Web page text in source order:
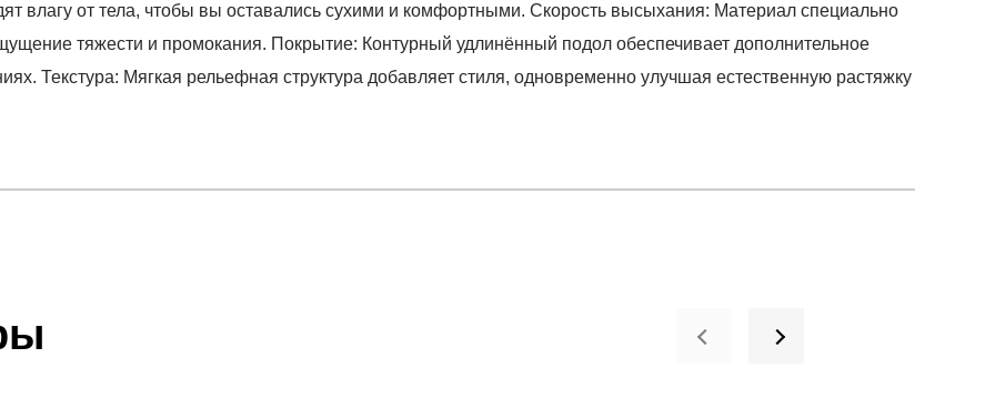
влагу от тела, чтобы вы оставались сухими и комфортными. Скорость высыхания: Материал специально
тяжести и промокания. Покрытие: Контурный удлинённый подол обеспечивает дополнительное
Текстура: Мягкая рельефная структура добавляет стиля, одновременно улучшая естественную растяжку
счета менеджером.
который высылает менеджер.